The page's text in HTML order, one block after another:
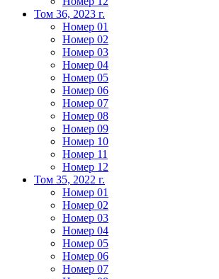
Том 36, 2023 г.
Номер 01
Номер 02
Номер 03
Номер 04
Номер 05
Номер 06
Номер 07
Номер 08
Номер 09
Номер 10
Номер 11
Номер 12
Том 35, 2022 г.
Номер 01
Номер 02
Номер 03
Номер 04
Номер 05
Номер 06
Номер 07